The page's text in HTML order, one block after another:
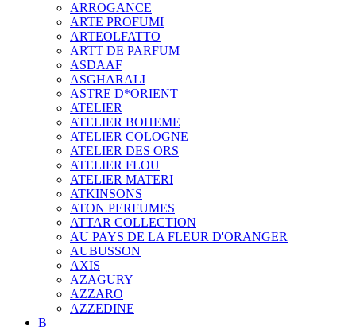
ARROGANCE
ARTE PROFUMI
ARTEOLFATTO
ARTT DE PARFUM
ASDAAF
ASGHARALI
ASTRE D*ORIENT
ATELIER
ATELIER BOHEME
ATELIER COLOGNE
ATELIER DES ORS
ATELIER FLOU
ATELIER MATERI
ATKINSONS
ATON PERFUMES
ATTAR COLLECTION
AU PAYS DE LA FLEUR D'ORANGER
AUBUSSON
AXIS
AZAGURY
AZZARO
AZZEDINE
B